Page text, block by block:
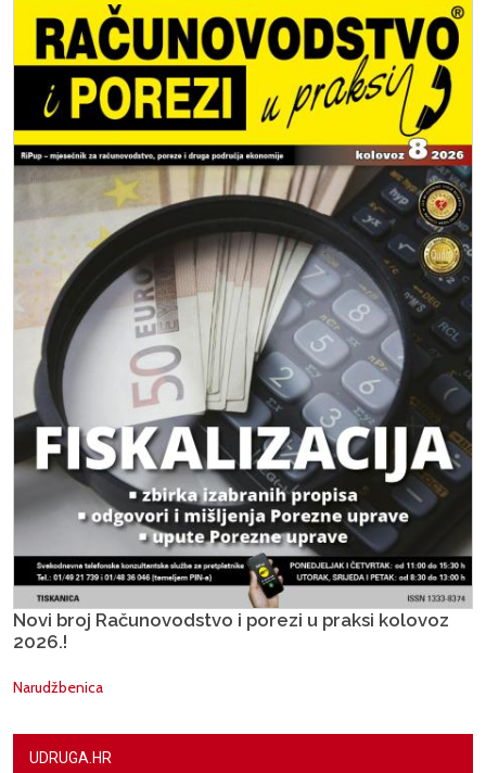
Novi broj Računovodstvo i porezi u praksi kolovoz
2026.!
Narudžbenica
UDRUGA.HR